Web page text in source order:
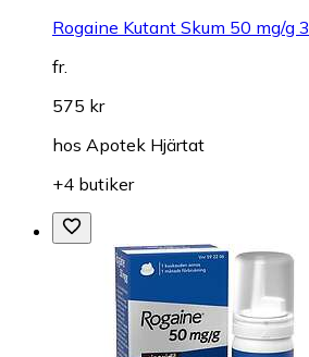
Rogaine Kutant Skum 50 mg/g
fr.
575 kr
hos Apotek Hjärtat
+4 butiker